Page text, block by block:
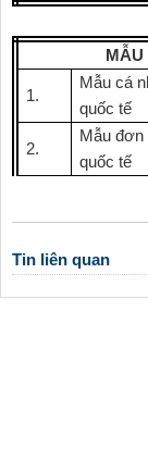
MẪU
1.
Mẫu cá
quốc tế
2.
Mẫu đơn
quốc tế
Tin liên quan